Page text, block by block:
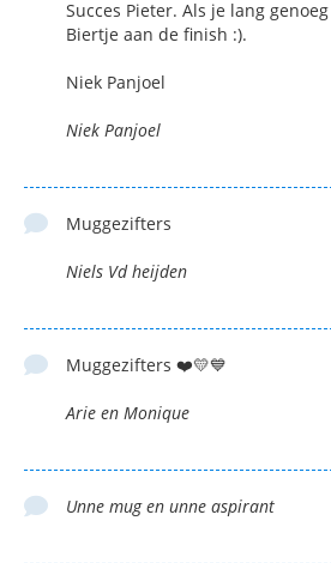
Succes Pieter. Als je lang
Biertje aan de finish :).
Niek Panjoel
Niek Panjoel
Muggezifters
Niels Vd heijden
Muggezifters ❤️💛💙
Arie en Monique
Unne mug en unne aspirant